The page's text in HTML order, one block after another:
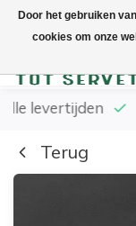
levertijden
Terug
Door het gebruiken
cookies om onze